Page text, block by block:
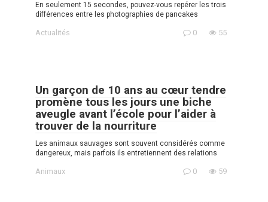
En seulement 15 secondes, pouvez-vous repérer les trois
différences entre les photographies de pancakes
Actualités 0 55
Un garçon de 10 ans au cœur tendre
promène tous les jours une biche
aveugle avant l’école pour l’aider à
trouver de la nourriture
Les animaux sauvages sont souvent considérés comme
dangereux, mais parfois ils entretiennent des relations
Animaux 0 59